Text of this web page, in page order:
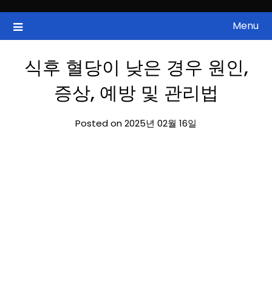
content
ZAN 주식정보
국내증시, 해외증시, 급등주, 낙폭과대, 골든크로스, 상한가, 하한가 등
의 주식 정보.
Menu
식후 혈당이 낮은 경우 원인,
증상, 예방 및 관리법
Posted on 2025년 02월 16일